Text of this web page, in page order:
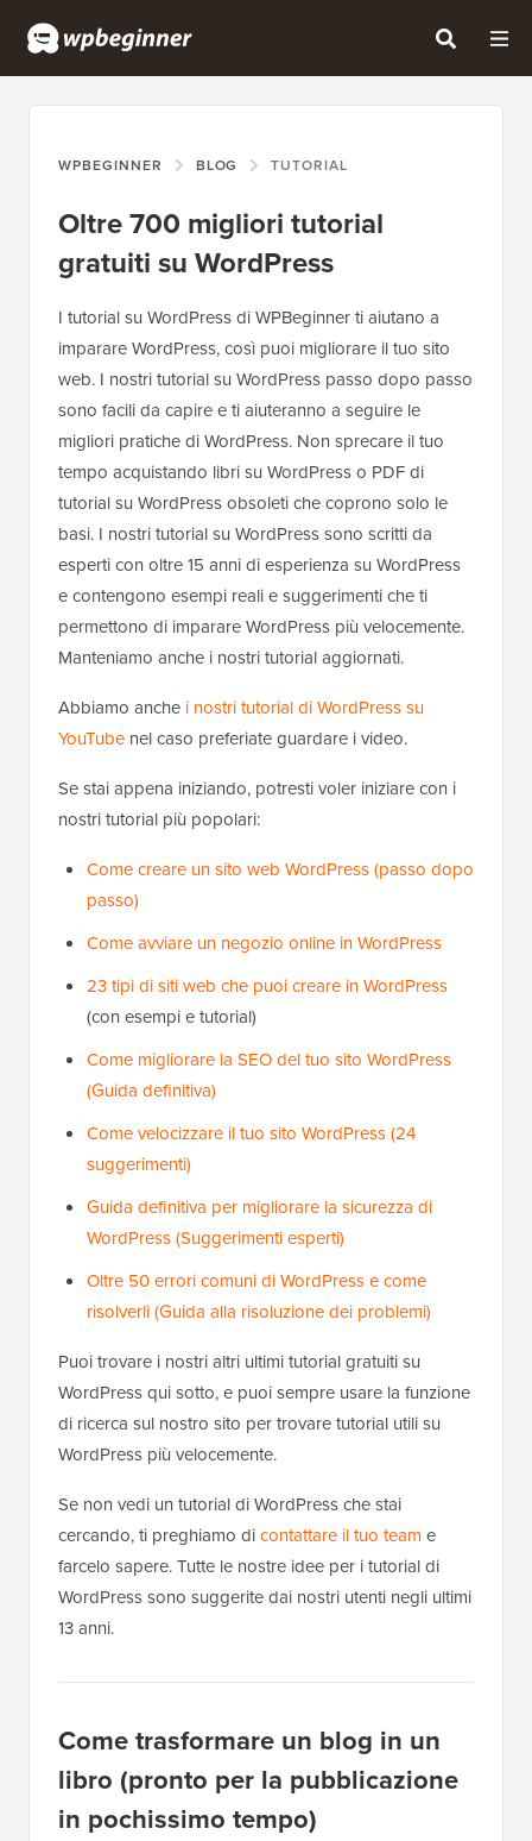
WPBEGINNER BLOG TUTORIAL
Oltre 700 migliori tutorial
gratuiti su WordPress
I tutorial su WordPress di WPBeginner ti aiutano a
imparare WordPress, così puoi migliorare il tuo sito
web. I nostri tutorial su WordPress passo dopo passo
sono facili da capire e ti aiuteranno a seguire le
migliori pratiche di WordPress. Non sprecare il tuo
tempo acquistando libri su WordPress o PDF di
tutorial su WordPress obsoleti che coprono solo le
basi. I nostri tutorial su WordPress sono scritti da
esperti con oltre 15 anni di esperienza su WordPress
e contengono esempi reali e suggerimenti che ti
permettono di imparare WordPress più velocemente.
Manteniamo anche i nostri tutorial aggiornati.
Abbiamo anche i nostri tutorial di WordPress su
YouTube nel caso preferiate guardare i video.
Se stai appena iniziando, potresti voler iniziare con i
nostri tutorial più popolari:
Come creare un sito web WordPress (passo dopo
passo)
Come avviare un negozio online in WordPress
23 tipi di siti web che puoi creare in WordPress
(con esempi e tutorial)
Come migliorare la SEO del tuo sito WordPress
(Guida definitiva)
Come velocizzare il tuo sito WordPress (24
suggerimenti)
Guida definitiva per migliorare la sicurezza di
WordPress (Suggerimenti esperti)
Oltre 50 errori comuni di WordPress e come
risolverli (Guida alla risoluzione dei problemi)
Puoi trovare i nostri altri ultimi tutorial gratuiti su
WordPress qui sotto, e puoi sempre usare la funzione
di ricerca sul nostro sito per trovare tutorial utili su
WordPress più velocemente.
Se non vedi un tutorial di WordPress che stai
cercando, ti preghiamo dicontattare il tuo team e
farcelo sapere. Tutte le nostre idee per i tutorial di
WordPress sono suggerite dai nostri utenti negli ultimi
13 anni.
Come trasformare un blog in un
libro (pronto per la pubblicazione
in pochissimo tempo)